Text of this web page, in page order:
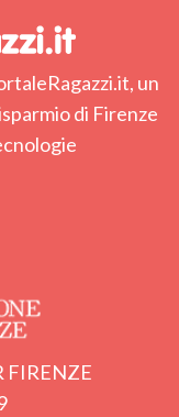
un
di Firenze
FIRENZE